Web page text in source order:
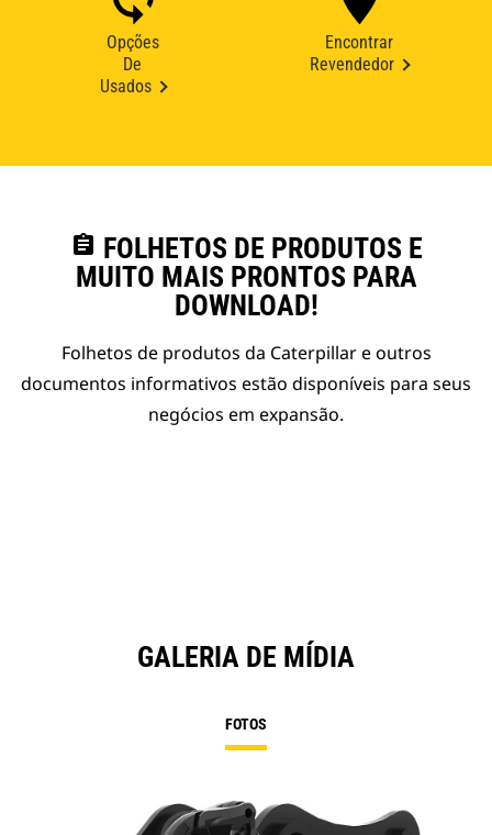
Opções
De
Usados
Encontrar
Revendedor
assignment FOLHETOS DE PRODUTOS E
MUITO MAIS PRONTOS PARA
DOWNLOAD!
Folhetos de produtos da Caterpillar e outros
documentos informativos estão disponíveis para seus
negócios em expansão.
GALERIA DE MÍDIA
FOTOS